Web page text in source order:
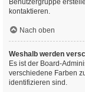
Benutzergruppe
kontaktieren.
Nach oben
Weshalb werden
Es ist der Board-
verschiedene Farben
identifizieren sind.